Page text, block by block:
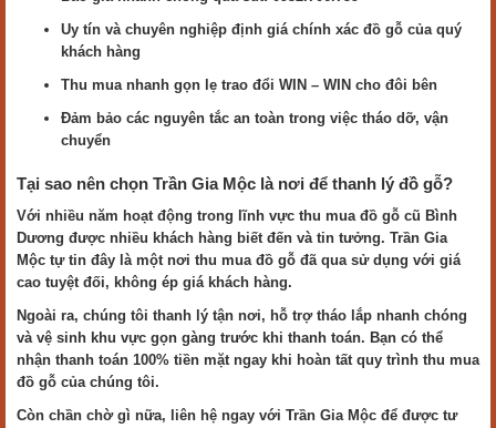
Uy tín và chuyên nghiệp định giá chính xác đồ gỗ của quý
khách hàng
Thu mua nhanh gọn lẹ trao đổi WIN – WIN cho đôi bên
Đảm bảo các nguyên tắc an toàn trong việc tháo dỡ, vận
chuyển
Tại sao nên chọn Trần Gia Mộc là nơi để thanh lý đồ gỗ?
Với nhiều năm hoạt động trong lĩnh vực thu mua đồ gỗ cũ Bình
Dương được nhiều khách hàng biết đến và tin tưởng. Trần Gia
Mộc tự tin đây là một nơi thu mua đồ gỗ đã qua sử dụng với giá
cao tuyệt đối, không ép giá khách hàng.
Ngoài ra, chúng tôi thanh lý tận nơi, hỗ trợ tháo lắp nhanh chóng
và vệ sinh khu vực gọn gàng trước khi thanh toán. Bạn có thể
nhận thanh toán 100% tiền mặt ngay khi hoàn tất quy trình thu mua
đồ gỗ của chúng tôi.
Còn chần chờ gì nữa, liên hệ ngay với Trần Gia Mộc để được tư